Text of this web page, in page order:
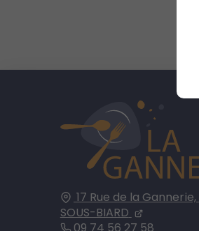
17 Rue de la Gannerie,
SOUS-BIARD